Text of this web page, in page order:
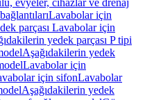
evyeler, cihazlar ve drenaj
Lavabolar için
parçası Lavabolar için
yedek parçası P tipi
Aşağıdakilerin yedek
Lavabolar için
için sifonLavabolar
Aşağıdakilerin yedek